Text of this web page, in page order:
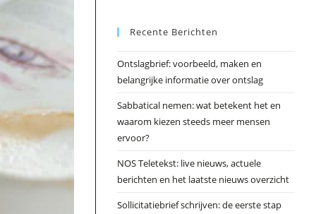
Recente Berichten
Ontslagbrief: voorbeeld, maken en
belangrijke informatie over ontslag
Sabbatical nemen: wat betekent het en
waarom kiezen steeds meer mensen
ervoor?
NOS Teletekst: live nieuws, actuele
berichten en het laatste nieuws overzicht
Sollicitatiebrief schrijven: de eerste stap